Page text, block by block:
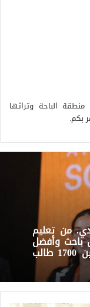
الباحة وتراثها
بكم.
من تعليم
باحث وأفضل
مشروع على مستوى العالم من بين 1700 طالب